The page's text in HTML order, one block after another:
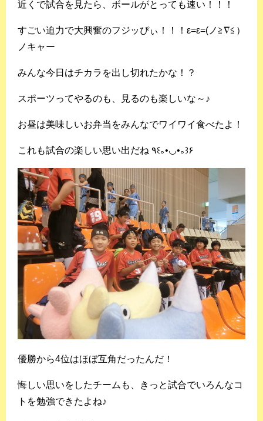
近くで試合を見たら、ボールがとっても速い！！！
すごい迫力で大興奮のフジッぴぃ！！！ε=ε=(ノ≧∇≦）
ノキャー
みんな今日はチカラを出し切れたかな！？
スポーツってやるのも、見るのも楽しいな～♪
お昼は美味しいお弁当をみんなでワイワイ食べたよ！
これも試合の楽しい思い出だね ٩꒰｡•◡•｡꒱۶
優勝から4位はほぼ互角だったんだ！
悔しい思いをしたチームも、きっと試合でいろんなコ
トを勉強できたよね♪